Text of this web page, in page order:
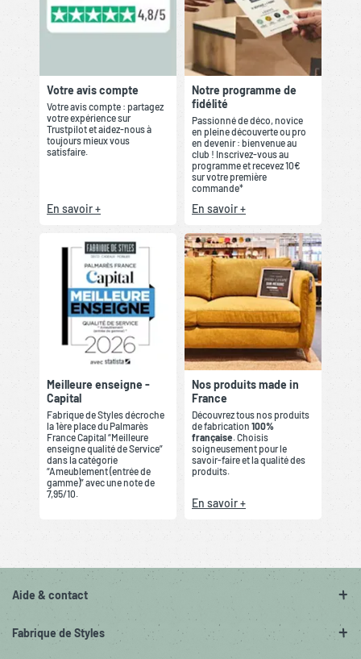
Votre avis compte
Votre avis compte : partagez
votre expérience sur
Trustpilot et aidez-nous à
toujours mieux vous
satisfaire.
En savoir +
Notre programme de
fidélité
Passionné de déco, novice
en pleine découverte ou pro
en devenir : bienvenue au
club ! Inscrivez-vous au
programme et recevez 10€
sur votre première
commande*
En savoir +
Meilleure enseigne -
Capital
Fabrique de Styles décroche
la 1ère place du Palmarès
France Capital “Meilleure
enseigne qualité de Service”
dans la catégorie
“Ameublement (entrée de
gamme)” avec une note de
7,95/10.
Nos produits made in
France
Découvrez tous nos produits
de fabrication 100%
française. Choisis
soigneusement pour le
savoir-faire et la qualité des
produits.
En savoir +
Aide & contact
Fabrique de Styles